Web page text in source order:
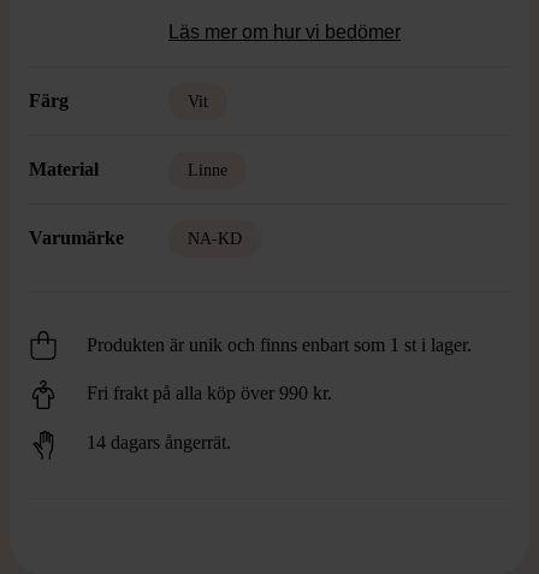
Läs mer om hur vi bedömer
Färg Vit
Material Linne
Varumärke NA-KD
Produkten är unik och finns enbart som 1 st i lager.
Fri frakt på alla köp över 990 kr.
14 dagars ångerrät.